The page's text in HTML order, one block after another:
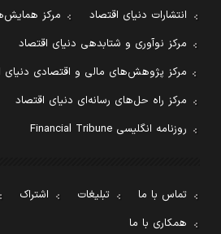
انتشارات دنیای اقتصاد
مرکز
مرکز نوآوری و شتابدهی دنیای اقتصاد
مرکز پژوهش‌های مالی و اقتصادی دنیای
مرکز راه حل‌های رسانه‌ای دنیای اقتصاد
روزنامه انگلیسی Financial Tribune
تماس با ما تبلیغات اشتراک
همکاری با ما